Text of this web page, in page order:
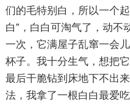
们的毛特别白，所以一个
白”，白白可淘气了，动不
一次，它满屋子乱窜一会
杯子。我十分生气，想把
最后干脆钻到床地下不出
法，我拿了一根白白最爱